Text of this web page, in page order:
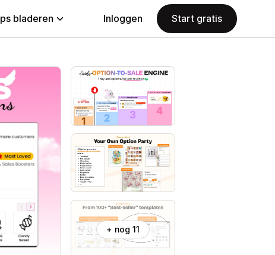
bladeren Inloggen Start gratis
+ nog 11